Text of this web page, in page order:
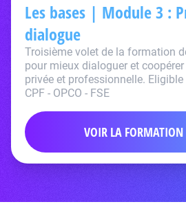
Les bases | Module 3 :
dialogue
Troisième volet de la formation
pour mieux dialoguer et
privée et professionnelle.
CPF - OPCO - FSE
VOIR LA FORMATION